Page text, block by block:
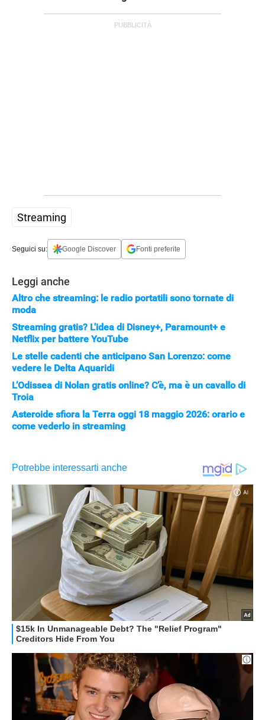
Streaming
Seguici su: Google Discover Fonti preferite
Leggi anche
Altro che streaming: le radio portatili sono tornate di
moda
Streaming gratis? L'idea di Disney+, Paramount+ e
Netflix per battere YouTube
Le stelle cadenti che anticipano San Lorenzo: come
vedere le Delta Aquaridi
L’Odissea di Nolan gratis online? C’è, ma è un cavallo di
Troia
Asteroide sfiora la Terra oggi 18 maggio 2026: orario e
come vederlo in streaming